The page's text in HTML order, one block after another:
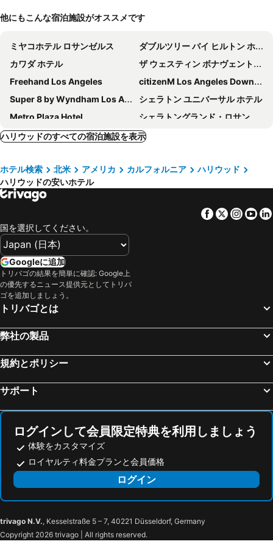
他にもこんな宿泊施設がオススメです
ミヤコホテル ロサンゼルス
ダブルツリー バイ ヒルトン ホテル ロサンゼルス ダウンタウン
カワダ ホテル
ザ ウェスティン ボナヴェントゥル ホテル アンド スイーツ ロサンゼルス
Freehand Los Angeles
citizenM Los Angeles Downtown
Super 8 by Wyndham Los Angeles Downtown
シェラトン ユニバーサル ホテル
Metro Plaza Hotel
シェラトングランド・ロサンゼルス
The Biltmore Los Angeles
エース ホテル ダウンタウン ロサンゼルス
ヒルトン ロサンゼルス/ユニバーサル シティ
オムニ ロサンゼルス ホテル アット カリフォルニア プラザ
Hyatt Regency Los Angeles International Airport
Hyatt Place LAX/Century Blvd
ホテル ノルマンディー
Studio 6 Suites Los Angeles, CA - Los Angeles - LAX
Intercontinental Hotels Los Angeles Downtown By Ihg
コートヤード バイ マリオット LAX
Hilton Garden Inn LAX Los Angeles Airport
ホテル カーメル
Holiday Inn Los Angeles - LAX Airport by IHG
BLVD Hotel and Studios Universal-Hollywood, an Ascend Collection Hotel
ERTH INN by AGA Los Angeles
オーシャン ビュー ホテル
ベストウェスタン プラス ドラゴン ゲート イン
O ホテル
The Haas, Trademark Collection by Wyndham
Hilton Santa Monica Hotel & Suites
レジデンス イン バイ マリオット ロサンゼルス LAX / センチュリー ブールバード
Tilt Hotel Universal/Hollywood, Ascend Hotel Collection
ヒルトン ガーデン イン ロサンゼルス / ハリウッド
USC Hotel
Hotel Rudra - Hollywood
ハリウッド ブイアイピー ホテル
マジック キャッスル ホテル
デイズ イン バイ ウィンダム ハリウッド ニア ユニバーサル スタジオズ
Holiday Inn Express & Suites Hollywood Walk Of Fame By Ihg
クオリティ イン ニア ハリウッド ウォーク オブ フェイム
ハリウッドのすべての宿泊施設を表示
ホテル検索 北米 アメリカ カルフォルニア
ハリウッド
ハリウッドの安いホテル
Facebook
Twitter
国を選択してください。
Googleに追加
トリバゴの結果を簡単に確認: Google上
の優先するニュース提供元としてトリバ
ゴを追加しましょう。
トリバゴとは
弊社の製品
規約とポリシー
サポート
ログインして会員限定特典を利用しましょう
体験をカスタマイズ
ロイヤルティ料金プランと会員価格
ログイン
trivago N.V., Kesselstraße 5 – 7, 40221 Düsseldorf, Germany
Copyright 2026 trivago | All rights reserved.